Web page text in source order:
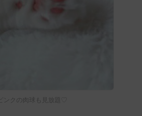
ピンクの肉球も見放題♡